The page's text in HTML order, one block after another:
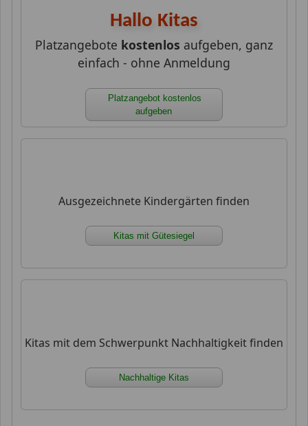
Hallo Kitas
Platzangebote kostenlos aufgeben, ganz
einfach - ohne Anmeldung
Platzangebot kostenlos
aufgeben
Ausgezeichnete Kindergärten finden
Kitas mit Gütesiegel
Kitas mit dem Schwerpunkt Nachhaltigkeit finden
Nachhaltige Kitas